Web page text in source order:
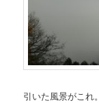
引いた風景がこれ